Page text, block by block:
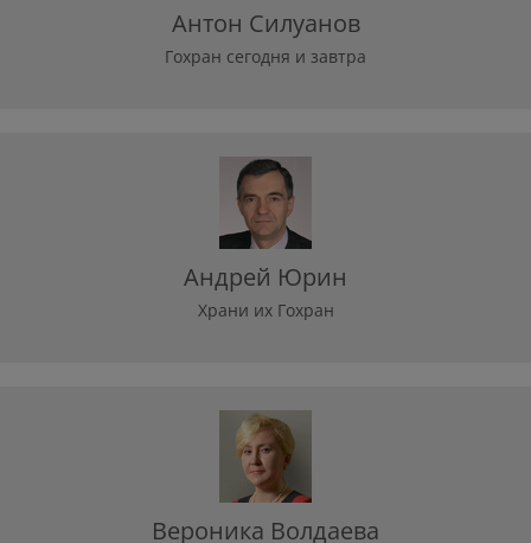
Антон Силуанов
Гохран сегодня и завтра
Андрей Юрин
Храни их Гохран
Вероника Волдаева